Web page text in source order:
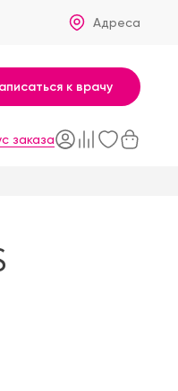
Адреса
к врачу
заказа